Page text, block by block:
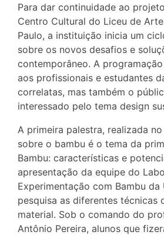
Para dar continuidade ao
Centro Cultural do Liceu de
Paulo, a instituição inicia um
sobre os novos desafios e
contemporâneo. A
aos profissionais e estudantes
correlatas, mas também o
interessado pelo tema design
A primeira palestra, realizada
sobre o bambu é o tema da
Bambu: características e
apresentação da equipe do
Experimentação com Bambu da
pesquisa as diferentes técnicas
material. Sob o comando do
Antônio Pereira, alunos que